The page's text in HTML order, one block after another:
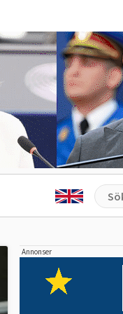
Annonser